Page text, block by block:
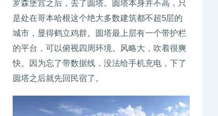
罗森堡宫之后，去了圆塔。圆塔本身并不高，只
是处在哥本哈根这个绝大多数建筑都不超5层的
城市，显得鹤立鸡群。圆塔最上层有一个带护栏
的平台，可以俯视四周环境。风略大，吹着很爽
快。因为忘了带数据线，没法给手机充电，下了
圆塔之后就先回民宿了。